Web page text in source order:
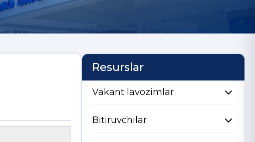
Resurslar
Vakant lavozimlar
Bitiruvchilar